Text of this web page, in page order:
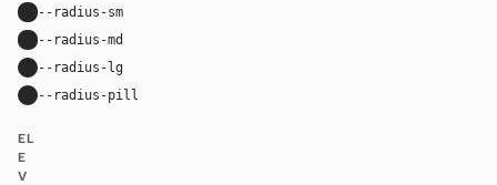
--radius-sm
--radius-md
--radius-lg
--radius-pill
EL
E
V